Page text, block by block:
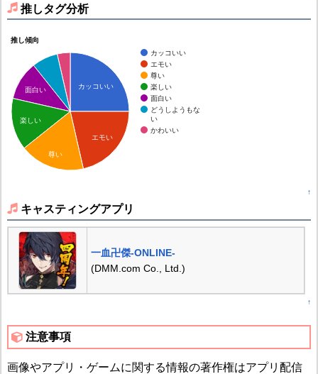
推しタグ分析
推し傾向
カッコいい
エモい
尊い
楽しい
面白い
どうしようもな
い
かわいい
カッコいい
エモい
面白い
楽しい
尊い
↑
キャスティングアプリ
一血卍傑-ONLINE-
(DMM.com Co., Ltd.)
↑
注意事項
画像やアプリ・ゲームに関する情報の著作権はアプリ配信